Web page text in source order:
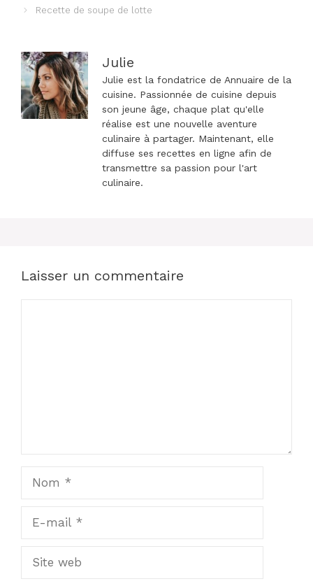
Recette de soupe de lotte
Julie
Julie est la fondatrice de Annuaire de la
cuisine. Passionnée de cuisine depuis
son jeune âge, chaque plat qu'elle
réalise est une nouvelle aventure
culinaire à partager. Maintenant, elle
diffuse ses recettes en ligne afin de
transmettre sa passion pour l'art
culinaire.
Laisser un commentaire
mail
web